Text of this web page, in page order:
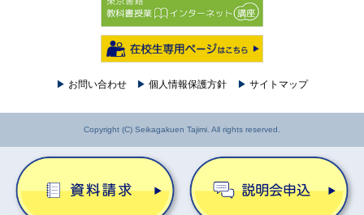
▶ お問い合わせ ▶ 個人情報保護方針 ▶ サイトマップ
Copyright (C) Seikagakuen Tajimi. All rights reserved.